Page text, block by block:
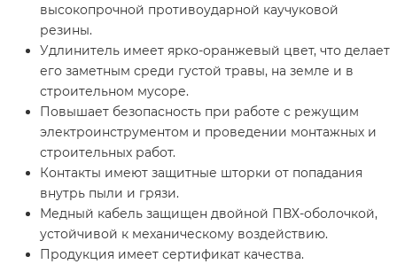
высокопрочной противоударной каучуковой
резины.
Удлинитель имеет ярко-оранжевый цвет, что делает
его заметным среди густой травы, на земле и в
строительном мусоре.
Повышает безопасность при работе с режущим
электроинструментом и проведении монтажных и
строительных работ.
Контакты имеют защитные шторки от попадания
внутрь пыли и грязи.
Медный кабель защищен двойной ПВХ-оболочкой,
устойчивой к механическому воздействию.
Продукция имеет сертификат качества.